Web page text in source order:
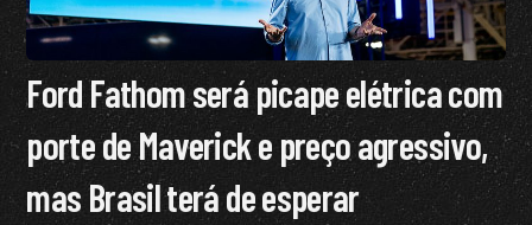
Ford Fathom será picape elétrica com
porte de Maverick e preço agressivo,
mas Brasil terá de esperar